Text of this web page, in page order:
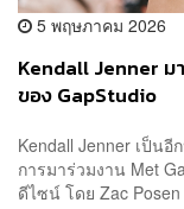
5 พฤษภาคม 2026
Kendall Jenner ม
ของ GapStudio
Kendall Jenner เป็น
การมาร่วมงาน Met
ดีไซน์ โดย Zac